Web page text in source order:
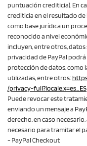
puntuación crediticia). En
crediticia en el resultado
como base jurídica un
reconocido a nivel
incluyen, entre otros, datos
privacidad de PayPal
protección de datos, como
utilizadas, entre otros:
/privacy-full?locale.x=es_ES
Puede revocar este
enviando un mensaje a
derecho, en caso
necesario para tramitar el
- PayPal Checkout